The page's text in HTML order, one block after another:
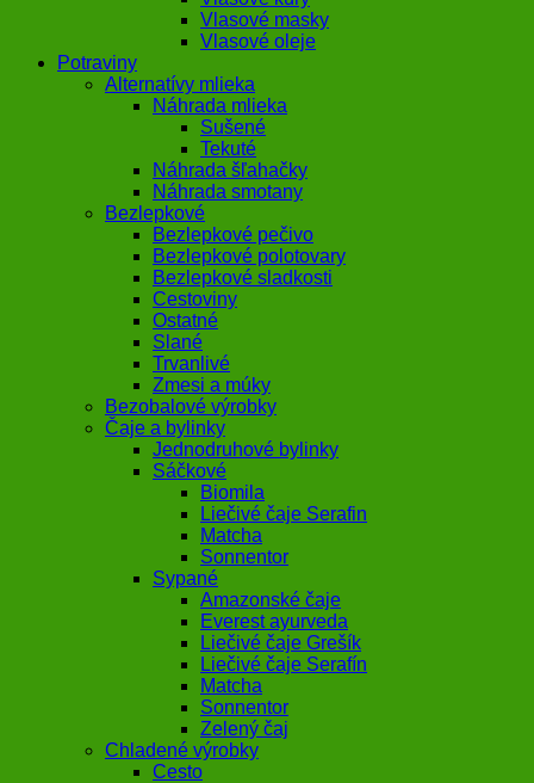
Vlasové masky
Vlasové oleje
Potraviny
Alternatívy mlieka
Náhrada mlieka
Sušené
Tekuté
Náhrada šľahačky
Náhrada smotany
Bezlepkové
Bezlepkové pečivo
Bezlepkové polotovary
Bezlepkové sladkosti
Cestoviny
Ostatné
Slané
Trvanlivé
Zmesi a múky
Bezobalové výrobky
Čaje a bylinky
Jednodruhové bylinky
Sáčkové
Biomila
Liečivé čaje Serafin
Matcha
Sonnentor
Sypané
Amazonské čaje
Everest ayurveda
Liečivé čaje Grešík
Liečivé čaje Serafín
Matcha
Sonnentor
Zelený čaj
Chladené výrobky
Cesto